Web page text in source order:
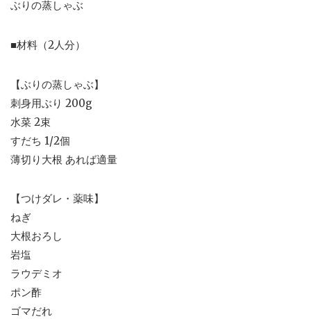
ぶりの蒸しゃぶ
■材料（2人分）
【ぶりの蒸しゃぶ】
刺身用ぶり 200g
水菜 2束
すだち 1/2個
薄切り大根 あれば適量
【つけダレ・薬味】
ねぎ
大根おろし
岩塩
ラウデミオ
ポン酢
ゴマだれ